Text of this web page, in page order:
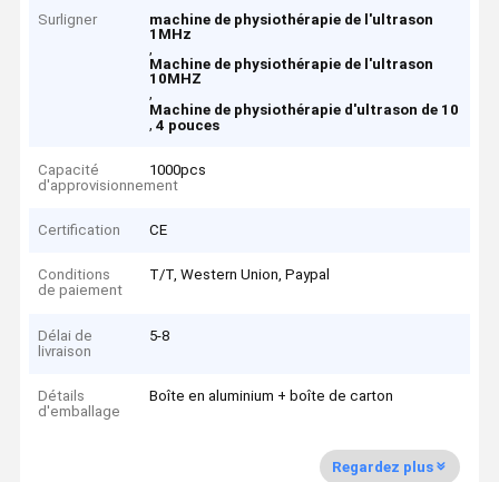
Surligner
machine de physiothérapie de l'ultrason
1MHz
,
Machine de physiothérapie de l'ultrason
10MHZ
,
Machine de physiothérapie d'ultrason de 10
,4 pouces
Capacité
d'approvisionnement
1000pcs
Certification CE
Conditions
de paiement
T/T, Western Union, Paypal
Délai de
livraison
5-8
Détails
d'emballage
Boîte en aluminium + boîte de carton
Regardez plus